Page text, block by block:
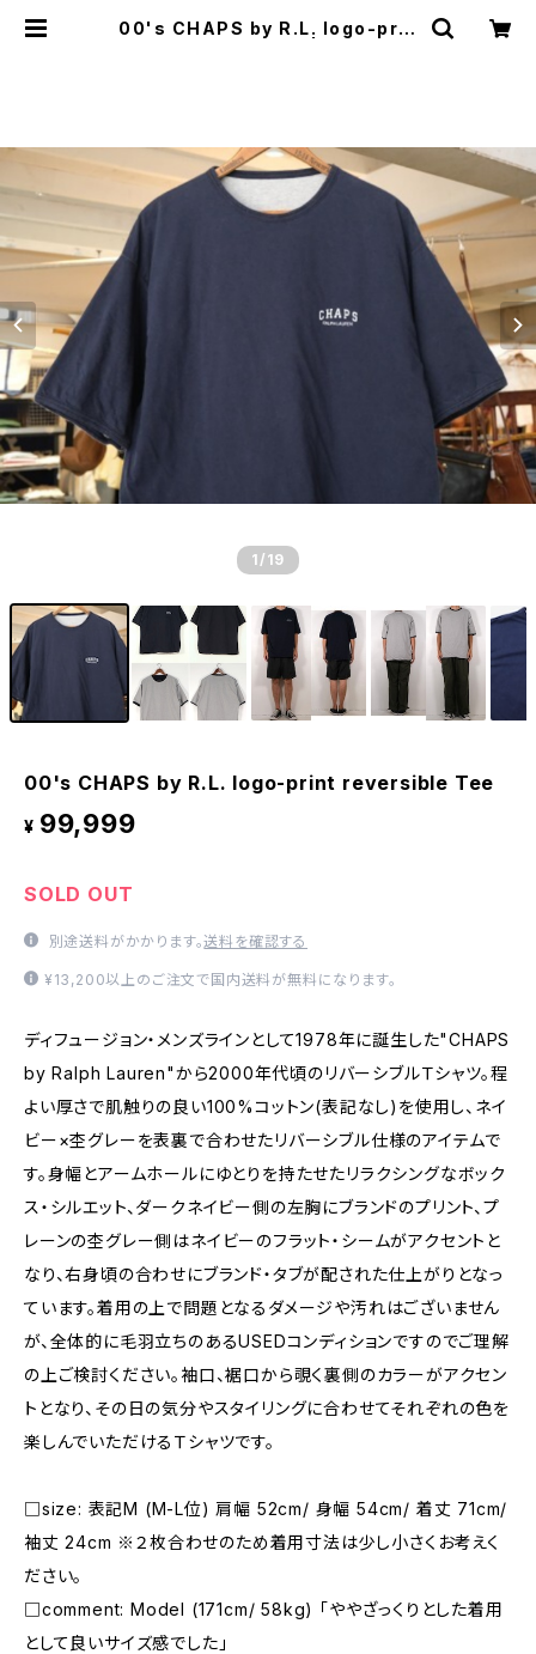
00's CHAPS by R.L. logo-prin
1 /19
00's CHAPS by R.L. logo-print reversible Tee
¥ 99,999
SOLD OUT
別途送料がかかります。送料を確認する
¥13,200以上のご注文で国内送料が無料になります。
ディフュージョン・メンズラインとして1978年に誕生した"CHAPS
by Ralph Lauren"から2000年代頃のリバーシブルＴシャツ。程
よい厚さで肌触りの良い100%コットン(表記なし)を使用し、ネイ
ビー×杢グレーを表裏で合わせたリバーシブル仕様のアイテムで
す。身幅とアームホールにゆとりを持たせたリラクシングなボック
ス・シルエット、ダークネイビー側の左胸にブランドのプリント、プ
レーンの杢グレー側はネイビーのフラット・シームがアクセントと
なり、右身頃の合わせにブランド・タブが配された仕上がりとなっ
ています。着用の上で問題となるダメージや汚れはございません
が、全体的に毛羽立ちのあるUSEDコンディションですのでご理解
の上ご検討ください。袖口、裾口から覗く裏側のカラーがアクセン
トとなり、その日の気分やスタイリングに合わせてそれぞれの色を
楽しんでいただけるＴシャツです。
□size: 表記M (M-L位) 肩幅 52cm/ 身幅 54cm/ 着丈 71cm/
袖丈 24cm ※２枚合わせのため着用寸法は少し小さくお考えく
ださい。
□comment: Model (171cm/ 58kg) 「ややざっくりとした着用
として良いサイズ感でした」